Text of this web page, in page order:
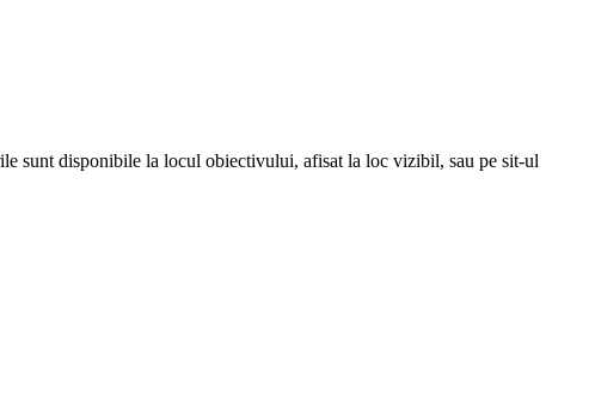
sunt disponibile la locul obiectivului, afisat la loc vizibil, sau pe sit-ul